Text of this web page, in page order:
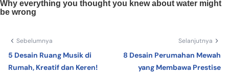
Sebelumnya
5 Desain Ruang Musik di
Rumah, Kreatif dan Keren!
Selanjutnya
8 Desain Perumahan Mewah
yang Membawa Prestise